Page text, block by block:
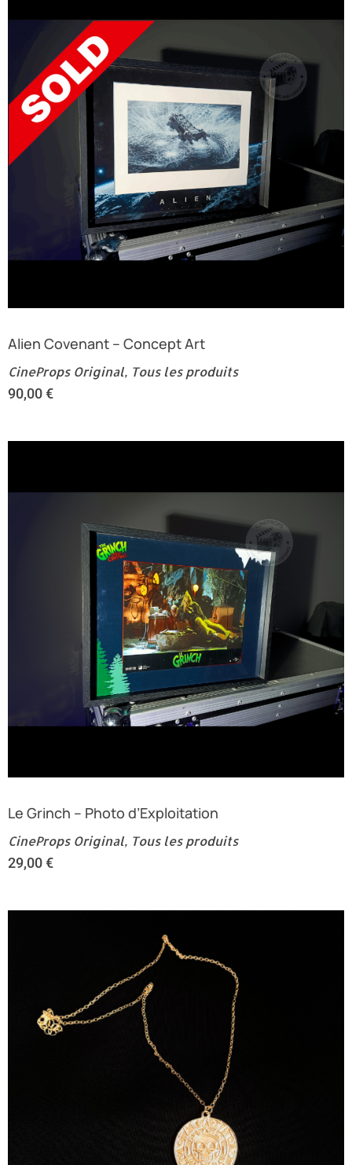
Alien Covenant – Concept Art
CineProps Original, Tous les produits
90,00€
Le Grinch – Photo d’Exploitation
CineProps Original, Tous les produits
29,00€